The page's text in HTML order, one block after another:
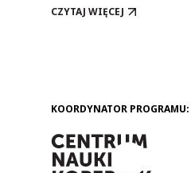
CZYTAJ WIĘCEJ
SZKOŁA TRENERÓW KMO
KOORDYNATOR PROGRAMU: